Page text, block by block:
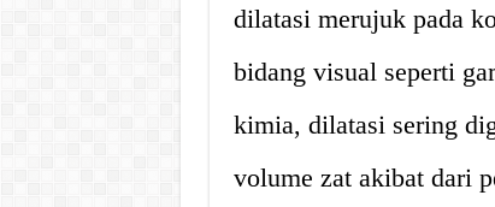
dilatasi merujuk pada
bidang visual seperti
kimia, dilatasi sering
volume zat akibat dari